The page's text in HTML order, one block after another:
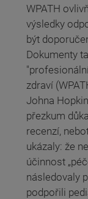
WPATH
výsledky
být
Dokumenty
zdraví
Johna
přezkum
recenzí,
ukázaly: že
účinnost
následovaly
podpořili